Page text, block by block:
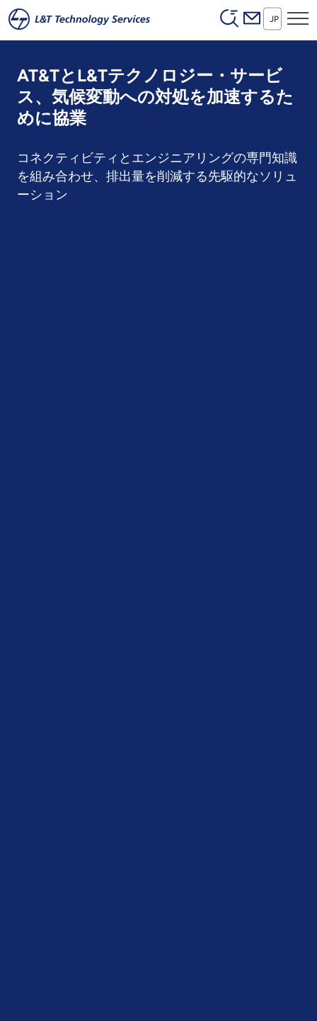
本文へスキップ Header
JP
AT&TとL&Tテクノロジー・サービ
ス、気候変動への対処を加速するた
めに協業
コネクティビティとエンジニアリングの専門知識
を組み合わせ、排出量を削減する先駆的なソリュ
ーション